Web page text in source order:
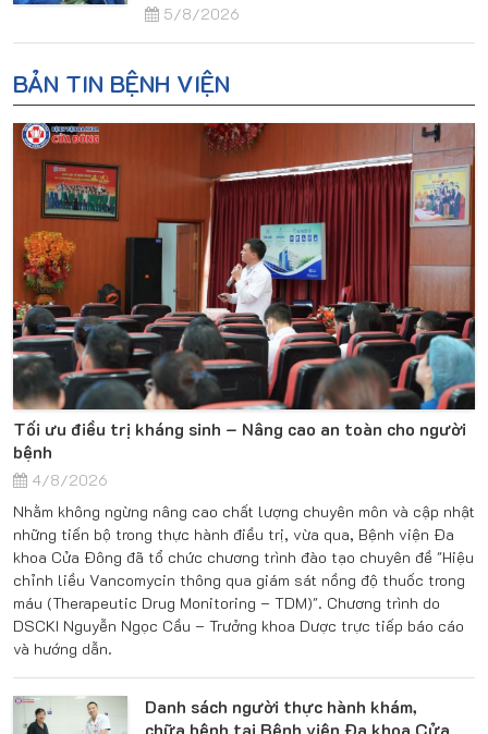
5/8/2026
BẢN TIN BỆNH VIỆN
Tối ưu điều trị kháng sinh – Nâng cao an toàn cho người
bệnh
4/8/2026
Nhằm không ngừng nâng cao chất lượng chuyên môn và cập nhật
những tiến bộ trong thực hành điều trị, vừa qua, Bệnh viện Đa
khoa Cửa Đông đã tổ chức chương trình đào tạo chuyên đề "Hiệu
chỉnh liều Vancomycin thông qua giám sát nồng độ thuốc trong
máu (Therapeutic Drug Monitoring – TDM)". Chương trình do
DSCKI Nguyễn Ngọc Cầu – Trưởng khoa Dược trực tiếp báo cáo
và hướng dẫn.
Danh sách người thực hành khám,
chữa bệnh tại Bệnh viện Đa khoa Cửa